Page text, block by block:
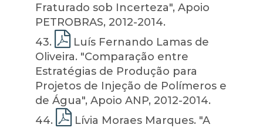
Fraturado sob Incerteza", Apoio
PETROBRAS, 2012-2014.
43.
Luís Fernando Lamas de
Oliveira. "Comparação entre
Estratégias de Produção para
Projetos de Injeção de Polímeros e
de Água", Apoio ANP, 2012-2014.
44.
Lívia Moraes Marques. "A